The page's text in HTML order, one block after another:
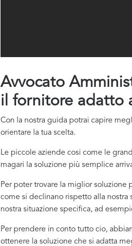
Avvocato
il fornitore adatto
Con la nostra guida potrai capire
orientare la tua scelta.
Le piccole aziende cosi come le
magari la soluzione più semplice
Per poter trovare la miglior
come si declinano rispetto alla nostra
nostra situazione specifica, ad
Per prendere in conto tutto cio,
ottenere la soluzione che si adatta